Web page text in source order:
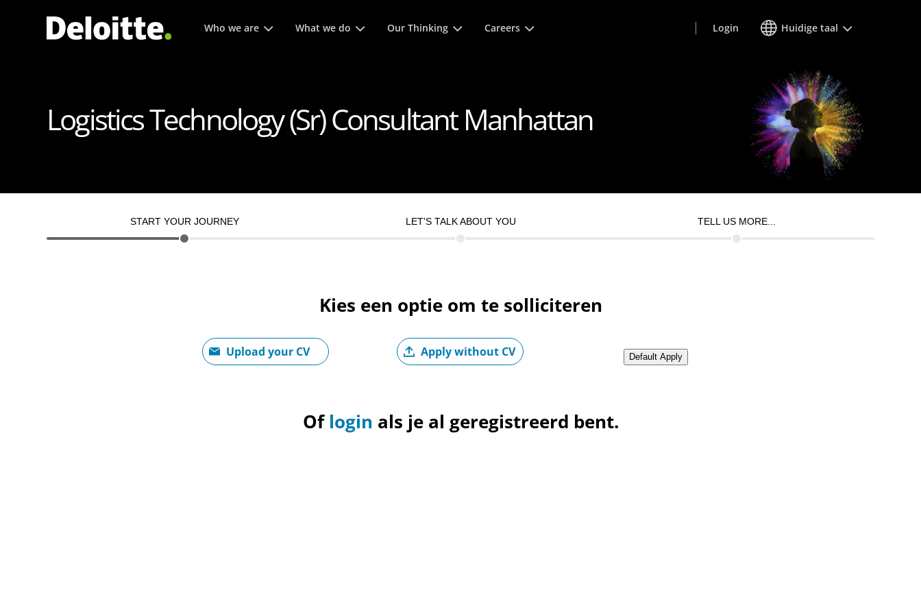
Hoofmenu. Druk op enter of spatie om
Who we are What we do Our Thinking Careers Login Huidige taal
Logistics Technology (Sr) Consultant Manhattan
START YOUR JOURNEY LET'S TALK ABOUT YOU TELL US MORE...
Kies een optie om te solliciteren
Upload your CV Apply without CV Default Apply
Upload CV via Xing
Of login als je al geregistreerd bent.